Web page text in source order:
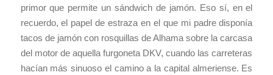
primor que permite un sándwich de jamón. Eso sí, en el
recuerdo, el papel de estraza en el que mi padre disponía
tacos de jamón con rosquillas de Alhama sobre la carcasa
del motor de aquella furgoneta DKV, cuando las carreteras
hacían más sinuoso el camino a la capital almeriense. Es